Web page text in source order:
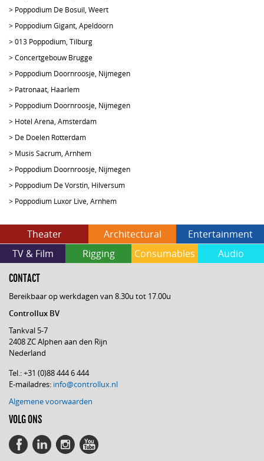
> Poppodium De Bosuil, Weert
> Poppodium Gigant, Apeldoorn
>013 Poppodium, Tilburg
>Concertgebouw Brugge
> Poppodium Doornroosje, Nijmegen
> Patronaat, Haarlem
> Poppodium Doornroosje, Nijmegen
> Hotel Arena, Amsterdam
> De Doelen Rotterdam
> Musis Sacrum, Arnhem
> Poppodium Doornroosje, Nijmegen
> Poppodium De Vorstin, Hilversum
> Poppodium Luxor Live, Arnhem
Theater Architectural
Entertainment
TV & Film
Rigging Consumables Audio
CONTACT
Bereikbaar op werkdagen van 8.30u tot 17.00u
Controllux BV
Tankval 5-7
2408 ZC Alphen aan den Rijn
Nederland
Tel.: +31 (0)88 444 6 444
E-mailadres: info@controllux.nl
Algemene voorwaarden
VOLG ONS